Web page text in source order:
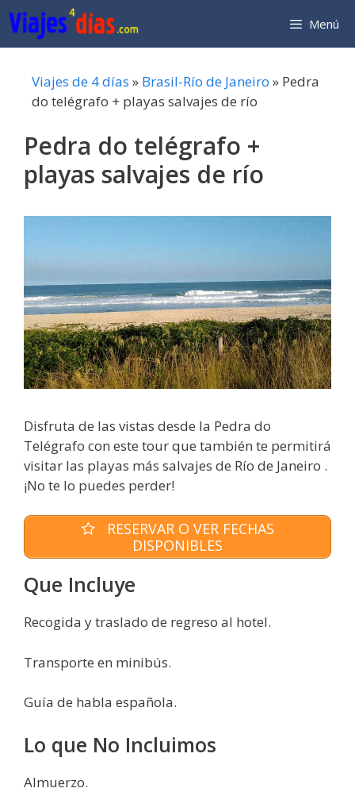
Saltar
al
contenido
Menú
Viajes de 4 días » Brasil-Río de Janeiro » Pedra
do telégrafo + playas salvajes de río
Pedra do telégrafo +
playas salvajes de río
Disfruta de las vistas desde la Pedra do
Telégrafo con este tour que también te permitirá
visitar las playas más salvajes de Río de Janeiro .
¡No te lo puedes perder!
RESERVAR O VER FECHAS
DISPONIBLES
Que Incluye
Recogida y traslado de regreso al hotel.
Transporte en minibús.
Guía de habla española.
Lo que No Incluimos
Almuerzo.